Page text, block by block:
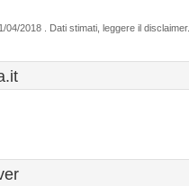
04/2018 . Dati stimati, leggere il disclaimer.